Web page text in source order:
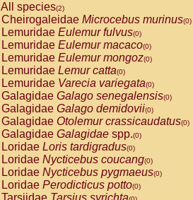
All species(2)
Cheirogaleidae Microcebus murinus(0)
Lemuridae Eulemur fulvus(0)
Lemuridae Eulemur macaco(0)
Lemuridae Eulemur mongoz(0)
Lemuridae Lemur catta(0)
Lemuridae Varecia variegata(0)
Galagidae Galago senegalensis(0)
Galagidae Galago demidovii(0)
Galagidae Otolemur crassicaudatus(0)
Galagidae Galagidae spp.(0)
Loridae Loris tardigradus(0)
Loridae Nycticebus coucang(0)
Loridae Nycticebus pygmaeus(0)
Loridae Perodicticus potto(0)
Tarsiidae Tarsius syrichta